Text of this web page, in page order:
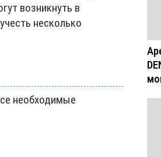
возникнуть в
несколько
необходимые